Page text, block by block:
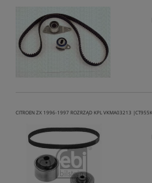
CITROEN ZX 1996-1997 ROZRZĄD KPL VKMA03213